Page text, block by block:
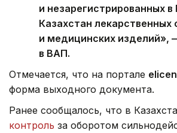
и незарегистрированных в
Казахстан лекарственных
и медицинских изделий»,
в ВАП.
Отмечается, что на портале
форма выходного документа.
Ранее сообщалось, что в
контроль за оборотом